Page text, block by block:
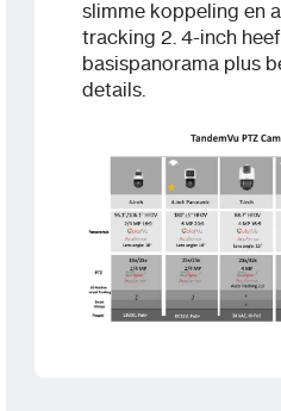
slimme koppeling en
tracking 2. 4-inch
basispanorama plus
details.